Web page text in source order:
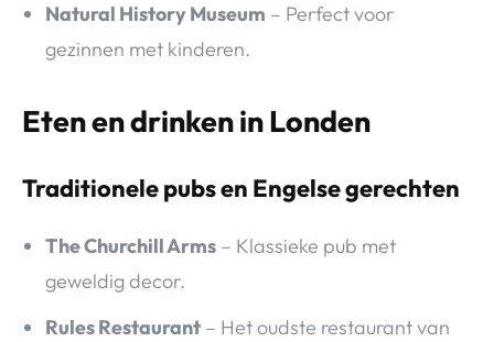
Natural History Museum – Perfect voor
gezinnen met kinderen.
Eten en drinken in Londen
Traditionele pubs en Engelse gerechten
The Churchill Arms – Klassieke pub met
geweldig decor.
Rules Restaurant – Het oudste restaurant van